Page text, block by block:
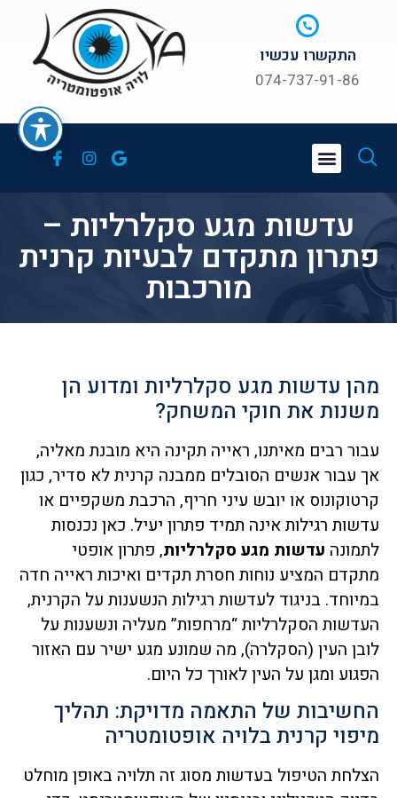
התקשרו עכשיו
074-737-91-86
עדשות מגע סקלרליות –
פתרון מתקדם לבעיות קרנית
מורכבות
מהן עדשות מגע סקלרליות ומדוע הן
משנות את חוקי המשחק?
עבור רבים מאיתנו, ראייה תקינה היא מובנת מאליה,
אך עבור אנשים הסובלים ממבנה קרנית לא סדיר, כגון
קרטוקונוס או יובש עיני חריף, הרכבת משקפיים או
עדשות רגילות אינה תמיד פתרון יעיל. כאן נכנסות
לתמונה עדשות מגע סקלרליות, פתרון אופטי
מתקדם המציע נוחות חסרת תקדים ואיכות ראייה חדה
במיוחד. בניגוד לעדשות רגילות הנשענות על הקרנית,
העדשות הסקלרליות “מרחפות” מעליה ונשענות על
לובן העין (הסקלרה), מה שמונע מגע ישיר עם האזור
הפגוע ומגן על העין לאורך כל היום.
החשיבות של התאמה מדויקת: תהליך
מיפוי קרנית בלויה אופטומטריה
הצלחת הטיפול בעדשות מסוג זה תלויה באופן מוחלט